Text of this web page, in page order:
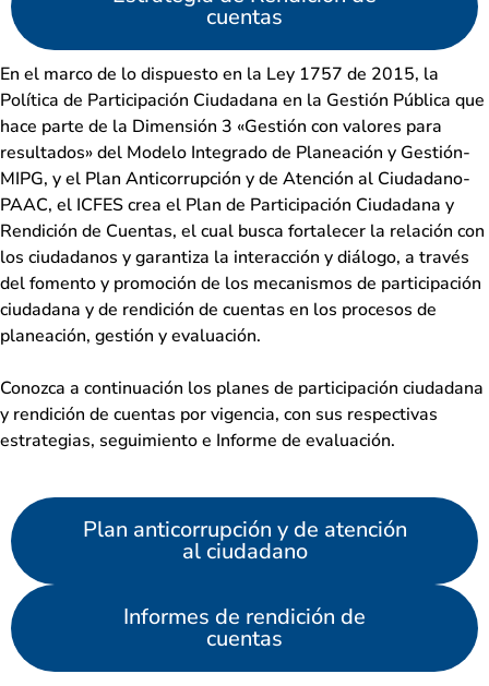
cuentas
En el marco de lo dispuesto en la Ley 1757 de 2015, la
Política de Participación Ciudadana en la Gestión Pública que
hace parte de la Dimensión 3 «Gestión con valores para
resultados» del Modelo Integrado de Planeación y Gestión-
MIPG, y el Plan Anticorrupción y de Atención al Ciudadano-
PAAC, el ICFES crea el Plan de Participación Ciudadana y
Rendición de Cuentas, el cual busca fortalecer la relación con
los ciudadanos y garantiza la interacción y diálogo, a través
del fomento y promoción de los mecanismos de participación
ciudadana y de rendición de cuentas en los procesos de
planeación, gestión y evaluación.
Conozca a continuación los planes de participación ciudadana
y rendición de cuentas por vigencia, con sus respectivas
estrategias, seguimiento e Informe de evaluación.
Plan anticorrupción y de atención
al ciudadano
Informes de rendición de
cuentas